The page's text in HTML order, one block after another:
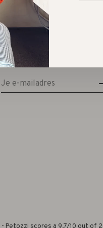
Sign up for our newsletter
latest updates, news and
via email